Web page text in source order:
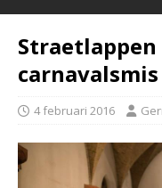
carnavalsmis
4 februari 2016